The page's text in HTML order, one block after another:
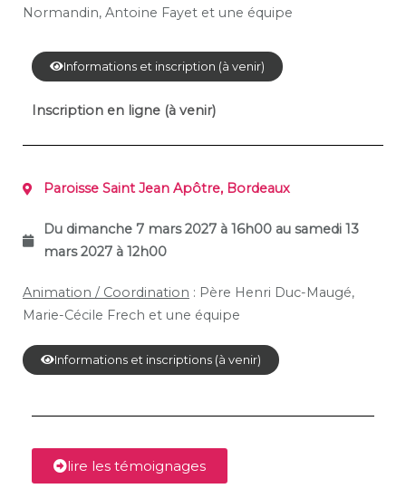
Normandin, Antoine Fayet et une équipe
Informations et inscription (à venir)
Inscription en ligne (à venir)
Paroisse Saint Jean Apôtre, Bordeaux
Du dimanche 7 mars 2027 à 16h00 au samedi 13
mars 2027 à 12h00
Animation / Coordination : Père Henri Duc-Maugé,
Marie-Cécile Frech et une équipe
Informations et inscriptions (à venir)
lire les témoignages